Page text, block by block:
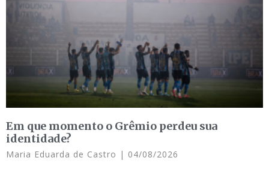
Em que momento o Grêmio perdeu sua
identidade?
Maria Eduarda de Castro 04/08/2026